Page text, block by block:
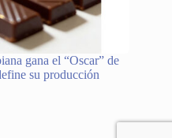
gana el “Oscar” de
su producción